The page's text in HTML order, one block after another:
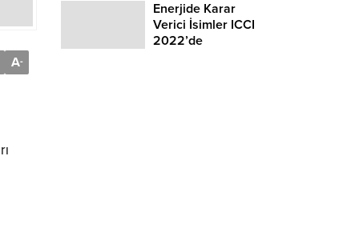
A-
Enerjide Karar
Verici İsimler ICCI
2022’de